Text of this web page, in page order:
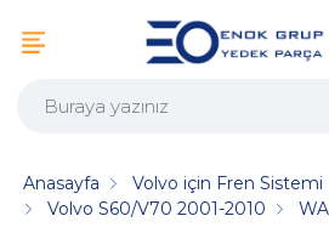
Anasayfa
Volvo için Fren Sistemi
Volvo S60/V70 2001-2010